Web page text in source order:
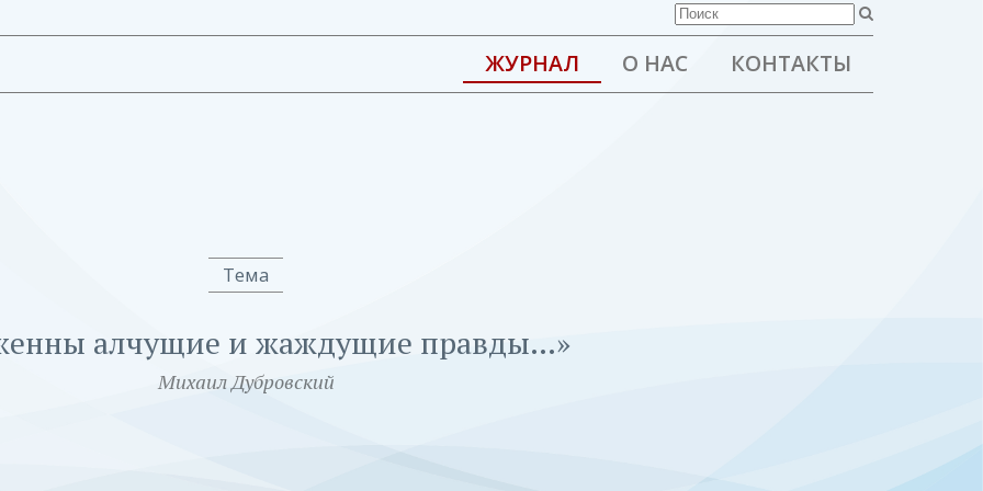
ЖУРНАЛ О НАС КОНТАКТЫ
Тема
алчущие и жаждущие правды…»
Михаил Дубровский